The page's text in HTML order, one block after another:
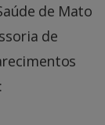
de Mato
de